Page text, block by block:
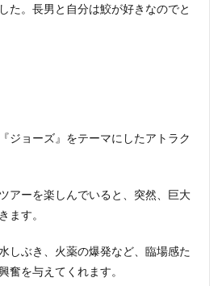
た。長男と自分は鮫が好きなのでと
ジョーズ』をテーマにしたアトラク
アーを楽しんでいると、突然、巨大
ます。
しぶき、火薬の爆発など、臨場感た
奮を与えてくれます。